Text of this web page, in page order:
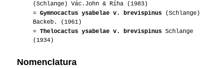
(Schlange) Vác.John & Ríha (1983)
= Gymnocactus ysabelae v. brevispinus (Schlange)
Backeb. (1961)
= Thelocactus ysabelae v. brevispinus Schlange
(1934)
Nomenclatura